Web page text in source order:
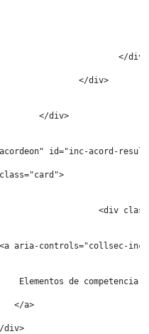
</
						</div>
id="inc-acord-
<div
aria-controls="collsec-
Elementos de competencia
</a>
div>